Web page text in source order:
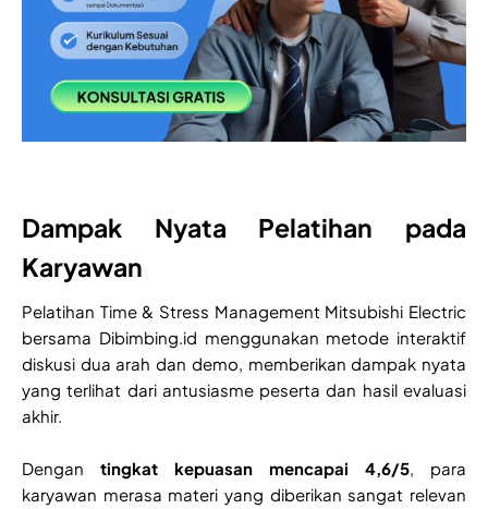
Dampak Nyata Pelatihan pada
Karyawan
Pelatihan Time & Stress Management Mitsubishi Electric
bersama Dibimbing.id menggunakan metode interaktif
diskusi dua arah dan demo, memberikan dampak nyata
yang terlihat dari antusiasme peserta dan hasil evaluasi
akhir.
Dengan tingkat kepuasan mencapai 4,6/5, para
karyawan merasa materi yang diberikan sangat relevan